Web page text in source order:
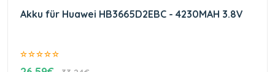
Akku für Huawei HB3665D2EBC - 4230MAH 3.8V